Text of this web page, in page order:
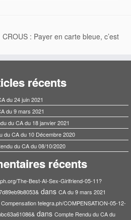
CROUS : Payer en carte bleue, c’est
récents
du 24 juin 2021
du 9 mars 2021
du CA du 18 janvier 2021
du CA du 10 Décembre 2020
du CA du 08/10/2020
récents
The-Best-AI-Sex-Girlfriend-05-11?
dans CA du 9 mars 2021
telegra.ph/COMPENSATION-05-12-
dans Compte Rendu du CA du